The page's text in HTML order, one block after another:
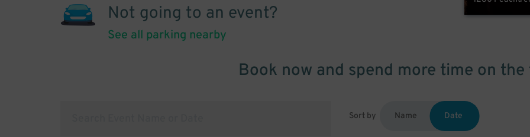
Not going to an event?
See all parking nearby
Book now and spend more time on the
Sort by Name Date